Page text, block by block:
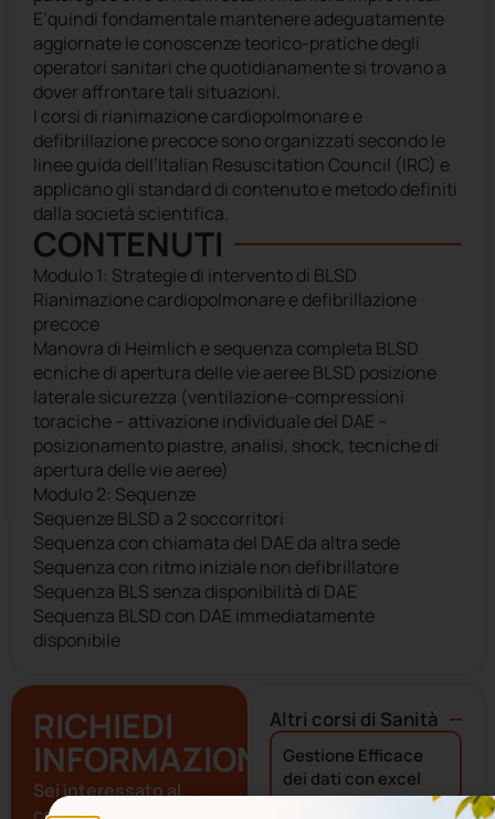
E’quindi fondamentale mantenere adeguatamente
aggiornate le conoscenze teorico-pratiche degli
operatori sanitari che quotidianamente si trovano a
dover affrontare tali situazioni.
I corsi di rianimazione cardiopolmonare e
defibrillazione precoce sono organizzati secondo le
linee guida dell’Italian Resuscitation Council (IRC) e
applicano gli standard di contenuto e metodo definiti
dalla società scientifica.
CONTENUTI
Modulo 1: Strategie di intervento di BLSD
Rianimazione cardiopolmonare e defibrillazione
precoce
Manovra di Heimlich e sequenza completa BLSD
ecniche di apertura delle vie aeree BLSD posizione
laterale sicurezza (ventilazione-compressioni
toraciche – attivazione individuale del DAE –
posizionamento piastre, analisi, shock, tecniche di
apertura delle vie aeree)
Modulo 2: Sequenze
Sequenze BLSD a 2 soccorritori
Sequenza con chiamata del DAE da altra sede
Sequenza con ritmo iniziale non defibrillatore
Sequenza BLS senza disponibilità di DAE
Sequenza BLSD con DAE immediatamente
disponibile
RICHIEDI
INFORMAZIONI
Sei interessato al
Altri corsi di Sanità
Gestione Efficace
dei dati con excel